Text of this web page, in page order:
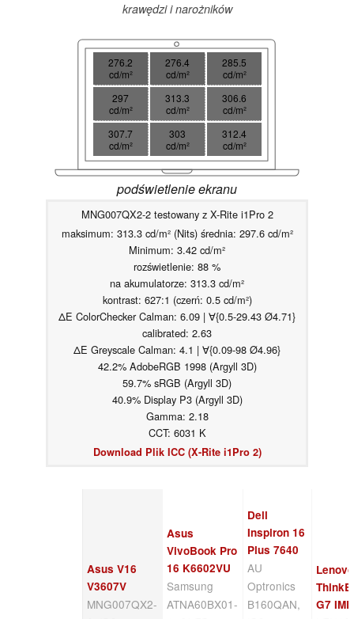
krawędzi i narożników
276.2
cd/m²
276.4
cd/m²
285.5
cd/m²
297
cd/m²
313.3
cd/m²
306.6
cd/m²
307.7
cd/m²
303
cd/m²
312.4
cd/m²
podświetlenie ekranu
MNG007QX2-2 testowany z X-Rite i1Pro 2
maksimum: 313.3 cd/m² (Nits) średnia: 297.6 cd/m²
Minimum: 3.42 cd/m²
rozświetlenie: 88 %
na akumulatorze: 313.3 cd/m²
kontrast: 627:1 (czerń: 0.5 cd/m²)
ΔE ColorChecker Calman: 6.09 | ∀{0.5-29.43 Ø4.71}
calibrated: 2.63
ΔE Greyscale Calman: 4.1 | ∀{0.09-98 Ø4.96}
42.2% AdobeRGB 1998 (Argyll 3D)
59.7% sRGB (Argyll 3D)
40.9% Display P3 (Argyll 3D)
Gamma: 2.18
CCT: 6031 K
Download Plik ICC (X-Rite i1Pro 2)
Asus V16
V3607V
MNG007QX2-
Asus
VivoBook Pro
16 K6602VU
Samsung
ATNA60BX01-
Dell
Inspiron 16
Plus 7640
AU
Optronics
B160QAN,
Lenovo
G7 IML